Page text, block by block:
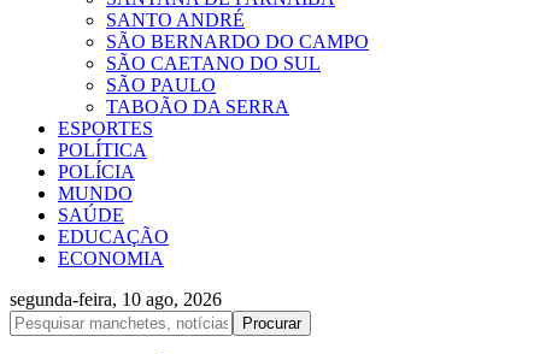
SANTO ANDRÉ
SÃO BERNARDO DO CAMPO
SÃO CAETANO DO SUL
SÃO PAULO
TABOÃO DA SERRA
ESPORTES
POLÍTICA
POLÍCIA
MUNDO
SAÚDE
EDUCAÇÃO
ECONOMIA
segunda-feira, 10 ago, 2026